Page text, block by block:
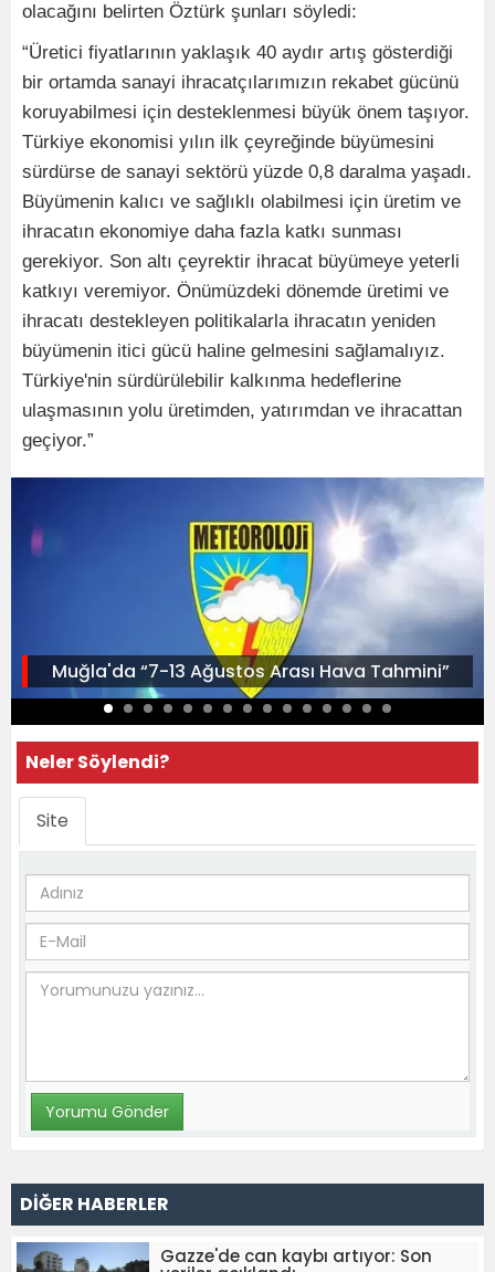
olacağını belirten Öztürk şunları söyledi:
“Üretici fiyatlarının yaklaşık 40 aydır artış gösterdiği
bir ortamda sanayi ihracatçılarımızın rekabet gücünü
koruyabilmesi için desteklenmesi büyük önem taşıyor.
Türkiye ekonomisi yılın ilk çeyreğinde büyümesini
sürdürse de sanayi sektörü yüzde 0,8 daralma yaşadı.
Büyümenin kalıcı ve sağlıklı olabilmesi için üretim ve
ihracatın ekonomiye daha fazla katkı sunması
gerekiyor. Son altı çeyrektir ihracat büyümeye yeterli
katkıyı veremiyor. Önümüzdeki dönemde üretimi ve
ihracatı destekleyen politikalarla ihracatın yeniden
büyümenin itici gücü haline gelmesini sağlamalıyız.
Türkiye'nin sürdürülebilir kalkınma hedeflerine
ulaşmasının yolu üretimden, yatırımdan ve ihracattan
geçiyor.”
Muğla'da “7-13 Ağustos Arası Hava Tahmini”
Neler Söylendi?
Site
DİĞER HABERLER
Gazze'de can kaybı artıyor: Son